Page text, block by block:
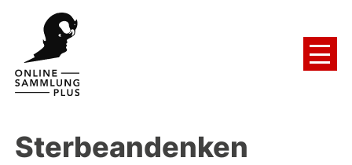
Sterbeandenken